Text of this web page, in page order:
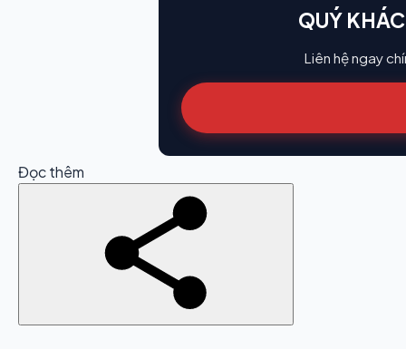
QUÝ
Liên hệ ngay
Đọc thêm